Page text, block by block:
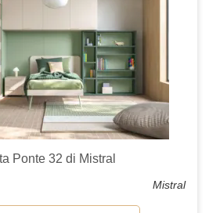
Ponte 32 di Mistral
Mistral